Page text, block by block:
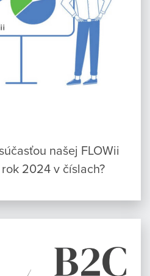
našej FLOWii
2024 v číslach?